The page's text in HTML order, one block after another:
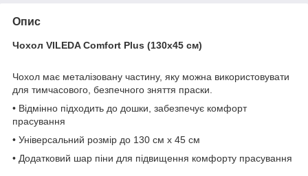
Опис
Чохол VILEDA Comfort Plus (130x45 см)
Чохол має металізовану частину, яку можна використовувати
для тимчасового, безпечного зняття праски.
• Відмінно підходить до дошки, забезпечує комфорт
прасування
• Універсальний розмір до 130 см х 45 см
• Додатковий шар піни для підвищення комфорту прасування